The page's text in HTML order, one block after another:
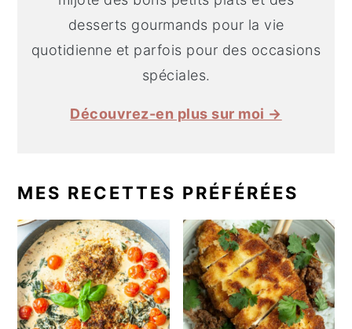
desserts gourmands pour la vie
quotidienne et parfois pour des occasions
spéciales.
Découvrez-en plus sur moi →
MES RECETTES PRÉFÉRÉES